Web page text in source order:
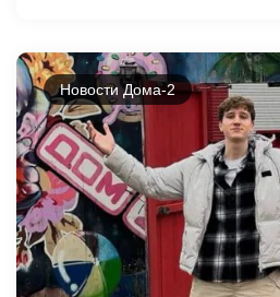
Новости Дома-2